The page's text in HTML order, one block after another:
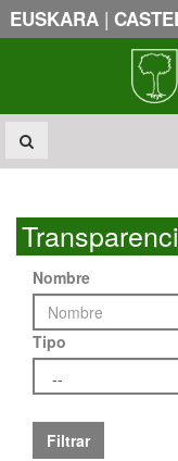
EUSKARA |
Nombre
Tipo
Filtrar